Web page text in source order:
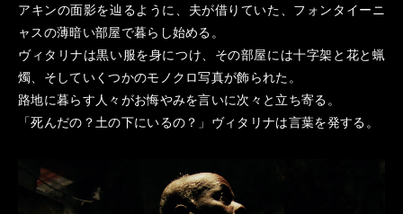
アキンの面影を辿るように、夫が借りていた、フォンタイーニ
ャスの薄暗い部屋で暮らし始める。
ヴィタリナは黒い服を身につけ、その部屋には十字架と花と蝋
燭、そしていくつかのモノクロ写真が飾られた。
路地に暮らす人々がお悔やみを言いに次々と立ち寄る。
「死んだの？土の下にいるの？」ヴィタリナは言葉を発する。